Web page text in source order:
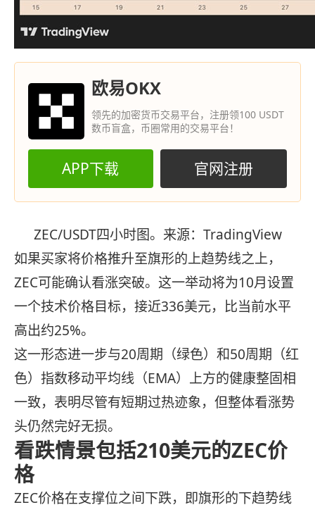
欧易OKX
领先的加密货币交易平台，注册领100 USDT
数币盲盒，币圈常用的交易平台！
APP下载 官网注册
ZEC/USDT四小时图。来源：TradingView
如果买家将价格推升至旗形的上趋势线之上，
ZEC可能确认看涨突破。这一举动将为10月设置
一个技术价格目标，接近336美元，比当前水平
高出约25%。
这一形态进一步与20周期（绿色）和50周期（红
色）指数移动平均线（EMA）上方的健康整固相
一致，表明尽管有短期过热迹象，但整体看涨势
头仍然完好无损。
看跌情景包括210美元的ZEC价
格
ZEC价格在支撑位之间下跌，即旗形的下趋势线